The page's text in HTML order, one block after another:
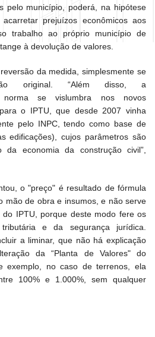
pelo município, poderá, na hipótese
prejuízos econômicos aos
trabalho ao próprio município de
à devolução de valores.
da medida, simplesmente se
original. “Além disso, a
norma se vislumbra nos novos
o IPTU, que desde 2007 vinha
pelo INPC, tendo como base de
edificações), cujos parâmetros são
economia da construção civil”,
o "preço" é resultado de fórmula
mão de obra e insumos, e não serve
IPTU, porque deste modo fere os
e da segurança jurídica.
a liminar, que não há explicação
da “Planta de Valores" do
exemplo, no caso de terrenos, ela
100% e 1.000%, sem qualquer